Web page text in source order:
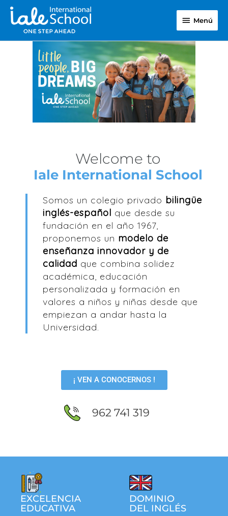
contenido
Menú
Welcome to
Iale International School
Somos un colegio privado bilingüe
inglés-español que desde su
fundación en el año 1967,
proponemos un modelo de
enseñanza innovador y de
calidad que combina solidez
académica, educación
personalizada y formación en
valores a niños y niñas desde que
empiezan a andar hasta la
Universidad.
¡ VEN A CONOCERNOS !
962 741 319
EXCELENCIA
EDUCATIVA
DOMINIO
DEL INGLÉS